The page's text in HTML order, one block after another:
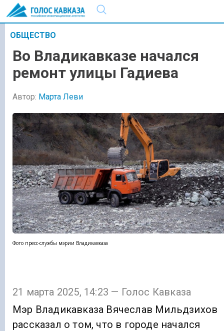
ОБЩЕСТВО
Во Владикавказе начался
ремонт улицы Гадиева
Автор: Марта Леви
Фото пресс-службы мэрии Владикавказа
21 марта 2025, 14:23 — Голос Кавказа
Мэр Владикавказа Вячеслав Мильдзихов
рассказал о том, что в городе начался